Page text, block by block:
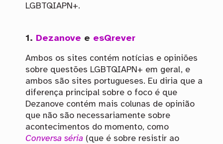
LGBTQIAPN+.
1. Dezanove e esQrever
Ambos os sites contém notícias e opiniões
sobre questões LGBTQIAPN+ em geral, e
ambos são sites portugueses. Eu diria que a
diferença principal sobre o foco é que
Dezanove contém mais colunas de opinião
que não são necessariamente sobre
acontecimentos do momento, como
Conversa séria (que é sobre resistir ao